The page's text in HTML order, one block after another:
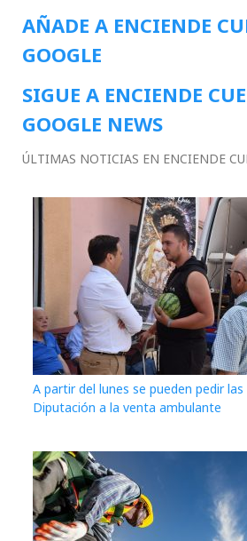
AÑADE A ENCIENDE
GOOGLE
SIGUE A ENCIENDE
GOOGLE NEWS
ÚLTIMAS NOTICIAS EN ENCIENDE
A partir del lunes se pueden pedir las
Diputación a la venta ambulante